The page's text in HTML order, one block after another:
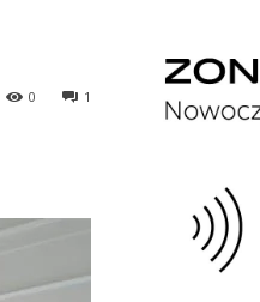
1
0